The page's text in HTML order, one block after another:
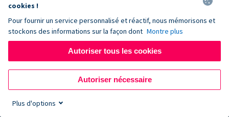
cookies !
Pour fournir un service personnalisé et réactif, nous mémorisons et
stockons des informations sur la façon dont Montre plus
Autoriser tous les cookies
Autoriser nécessaire
Plus d'options